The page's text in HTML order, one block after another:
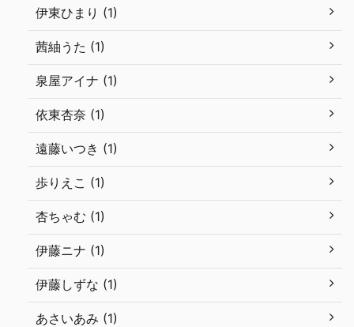
伊東ひまり (1)
茜紬うた (1)
泉屋アイナ (1)
依東杏奈 (1)
遠藤いつき (1)
歩りえこ (1)
杏ちゃむ (1)
伊藤ニナ (1)
伊藤しずな (1)
あさいあみ (1)